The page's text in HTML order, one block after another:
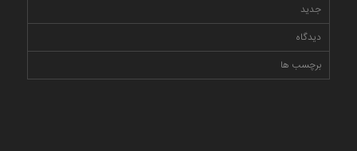
جدید
دیدگاه
برچسب ها